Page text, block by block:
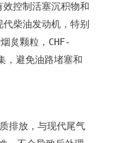
控制活塞沉积物和
柴油发动机，特别
炱颗粒，CHF-
，避免油路堵塞和
排放，与现代尾气